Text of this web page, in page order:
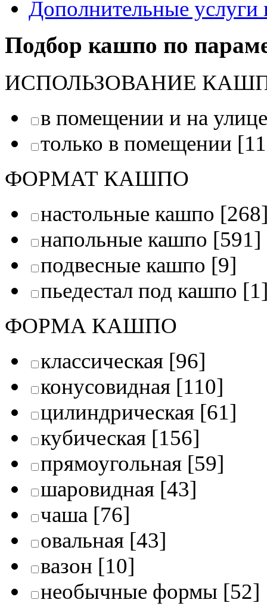
Дополнительные услуги
Подбор кашпо по
ИСПОЛЬЗОВАНИЕ
в помещении и на улице
только в помещении
ФОРМАТ КАШПО
настольные кашпо
напольные кашпо [591]
подвесные кашпо [9]
пьедестал под кашпо
ФОРМА КАШПО
классическая [96]
конусовидная [110]
цилиндрическая [61]
кубическая [156]
прямоугольная [59]
шаровидная [43]
чаша [76]
овальная [43]
вазон [10]
необычные формы [52]